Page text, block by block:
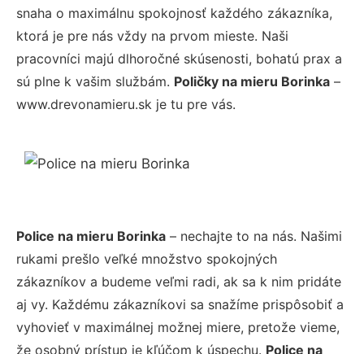
snaha o maximálnu spokojnosť každého zákazníka,
ktorá je pre nás vždy na prvom mieste. Naši
pracovníci majú dlhoročné skúsenosti, bohatú prax a
sú plne k vašim službám. Poličky na mieru Borinka –
www.drevonamieru.sk je tu pre vás.
Police na mieru Borinka – nechajte to na nás. Našimi
rukami prešlo veľké množstvo spokojných
zákazníkov a budeme veľmi radi, ak sa k nim pridáte
aj vy. Každému zákazníkovi sa snažíme prispôsobiť a
vyhovieť v maximálnej možnej miere, pretože vieme,
že osobný prístup je kľúčom k úspechu. Police na